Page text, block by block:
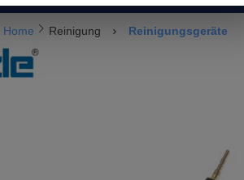
Home Reinigung Reinigungsgeräte